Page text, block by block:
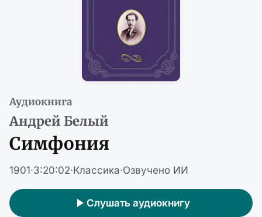
Аудиокнига
Андрей Белый
Симфония
1901·3:20:02·Классика·Озвучено ИИ
Слушать аудиокнигу